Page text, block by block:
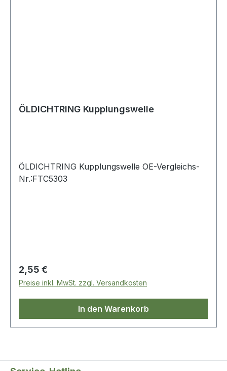
ÖLDICHTRING Kupplungswelle
ÖLDICHTRING Kupplungswelle OE-Vergleichs-
Nr.:FTC5303
Regulärer Preis:
2,55 €
Preise inkl. MwSt. zzgl. Versandkosten
In den Warenkorb